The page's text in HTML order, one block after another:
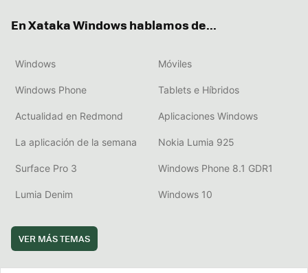
En Xataka Windows hablamos de...
Windows Móviles
Windows Phone Tablets e Híbridos
Actualidad en Redmond Aplicaciones Windows
La aplicación de la semana Nokia Lumia 925
Surface Pro 3 Windows Phone 8.1 GDR1
Lumia Denim Windows 10
VER MÁS TEMAS